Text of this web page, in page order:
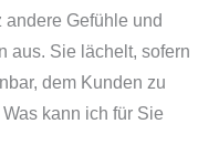
Gefühle und
aus. Sie lächelt, sofern
dem Kunden zu
kann ich für Sie